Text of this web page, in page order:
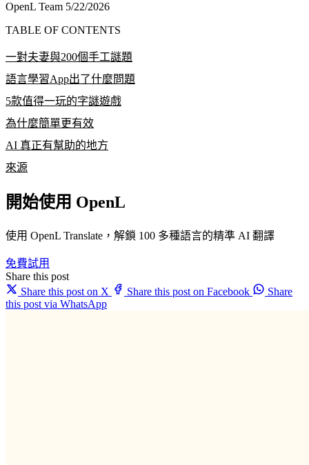
OpenL Team 5/22/2026
TABLE OF CONTENTS
一對夫妻與200個手工謎題
語言學習App出了什麼問題
5款值得一玩的字謎遊戲
為什麼簡單更有效
AI 真正有幫助的地方
來源
開始使用 OpenL
使用 OpenL Translate，解鎖 100 多種語言的精準 AI 翻譯
免費試用
Share this post
Share this post on X
Share this post on Facebook
Share
this post via WhatsApp